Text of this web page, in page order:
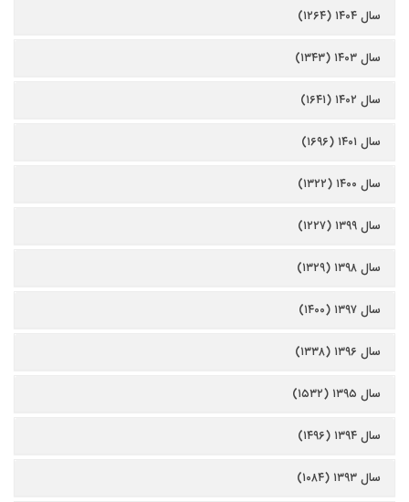
سال ۱۴۰۴ (۱۲۶۴)
سال ۱۴۰۳ (۱۳۴۳)
سال ۱۴۰۲ (۱۶۴۱)
سال ۱۴۰۱ (۱۶۹۶)
سال ۱۴۰۰ (۱۳۲۲)
سال ۱۳۹۹ (۱۲۲۷)
سال ۱۳۹۸ (۱۳۲۹)
سال ۱۳۹۷ (۱۴۰۰)
سال ۱۳۹۶ (۱۳۳۸)
سال ۱۳۹۵ (۱۵۳۲)
سال ۱۳۹۴ (۱۴۹۶)
سال ۱۳۹۳ (۱۰۸۴)